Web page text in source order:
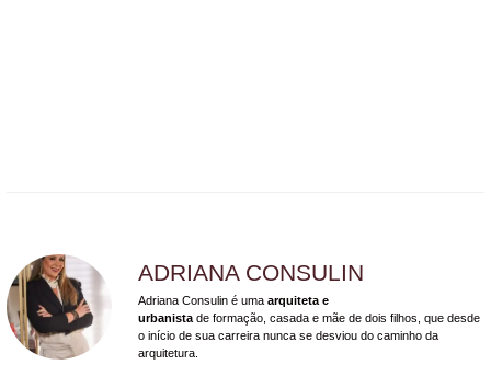
ADRIANA CONSULIN
Adriana Consulin é uma arquiteta e
urbanista de formação, casada e mãe de dois filhos, que desde
o início de sua carreira nunca se desviou do caminho da
arquitetura.